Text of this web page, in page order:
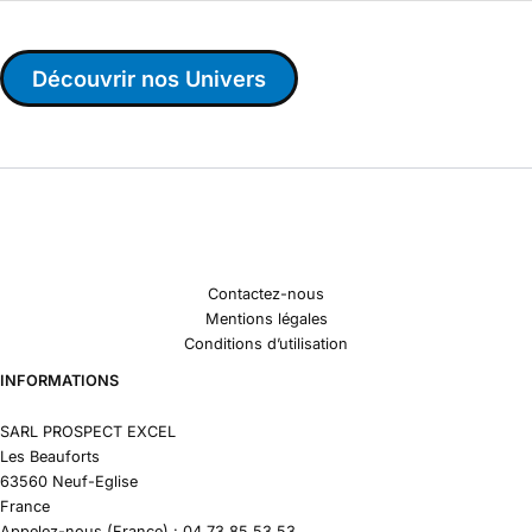
Découvrir nos Univers
Contactez-nous
Mentions légales
Conditions d’utilisation
INFORMATIONS
SARL PROSPECT EXCEL
Les Beauforts
63560 Neuf-Eglise
France